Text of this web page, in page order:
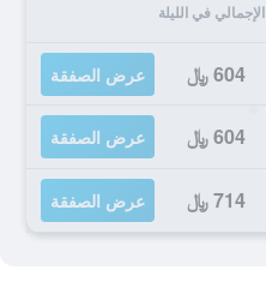
الإجمالي في الليلة
604 ﷼ عرض الصفقة
604 ﷼ عرض الصفقة
714 ﷼ عرض الصفقة